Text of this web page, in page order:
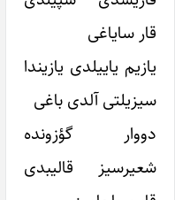
قار سایاغی
یازیم یاییلدی یازیندا
سیزیلتی آلدی باغی
دووار گؤزونده
شعیرسیز قالیبدی